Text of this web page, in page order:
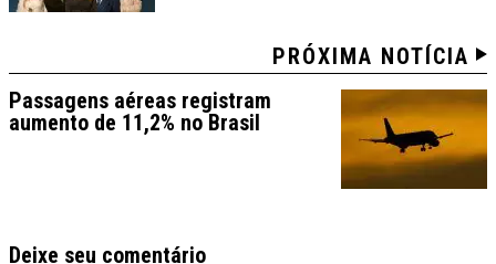
PRÓXIMA NOTÍCIA
Passagens aéreas registram
aumento de 11,2% no Brasil
Deixe seu comentário